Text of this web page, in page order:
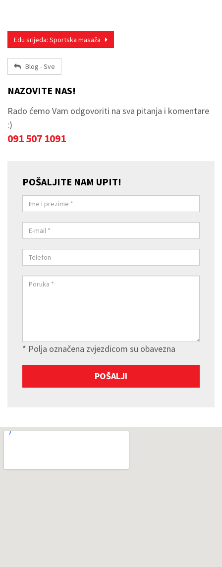
Edu srijeda: Sportska masaža
Blog - Sve
NAZOVITE NAS!
Rado ćemo Vam odgovoriti na sva pitanja i komentare
:)
091 507 1091
POŠALJITE NAM UPIT!
* Polja označena zvjezdicom su obavezna